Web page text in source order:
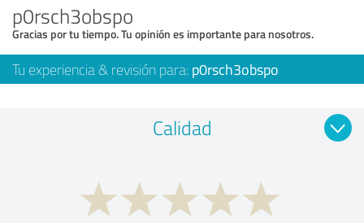
p0rsch3obspo
Gracias por tu tiempo. Tu opinión es importante para nosotros.
Tu experiencia & revisión para: p0rsch3obspo
Calidad